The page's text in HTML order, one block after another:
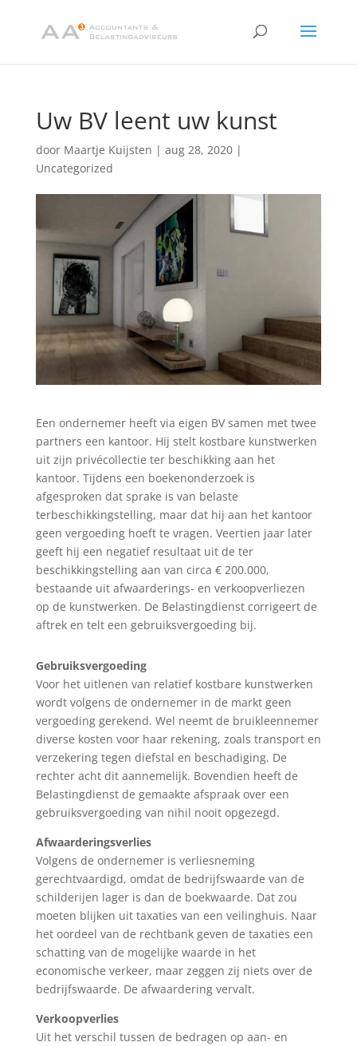
Uw BV leent uw kunst
door Maartje Kuijsten | aug 28, 2020|
Uncategorized
Een ondernemer heeft via eigen BV samen met twee
partners een kantoor. Hij stelt kostbare kunstwerken
uit zijn privécollectie ter beschikking aan het
kantoor. Tijdens een boekenonderzoek is
afgesproken dat sprake is van belaste
terbeschikkingstelling, maar dat hij aan het kantoor
geen vergoeding hoeft te vragen. Veertien jaar later
geeft hij een negatief resultaat uit de ter
beschikkingstelling aan van circa € 200.000,
bestaande uit afwaarderings- en verkoopverliezen
op de kunstwerken. De Belastingdienst corrigeert de
aftrek en telt een gebruiksvergoeding bij.
Gebruiksvergoeding
Voor het uitlenen van relatief kostbare kunstwerken
wordt volgens de ondernemer in de markt geen
vergoeding gerekend. Wel neemt de bruikleennemer
diverse kosten voor haar rekening, zoals transport en
verzekering tegen diefstal en beschadiging. De
rechter acht dit aannemelijk. Bovendien heeft de
Belastingdienst de gemaakte afspraak over een
gebruiksvergoeding van nihil nooit opgezegd.
Afwaarderingsverlies
Volgens de ondernemer is verliesneming
gerechtvaardigd, omdat de bedrijfswaarde van de
schilderijen lager is dan de boekwaarde. Dat zou
moeten blijken uit taxaties van een veilinghuis. Naar
het oordeel van de rechtbank geven de taxaties een
schatting van de mogelijke waarde in het
economische verkeer, maar zeggen zij niets over de
bedrijfswaarde. De afwaardering vervalt.
Verkoopverlies
Uit het verschil tussen de bedragen op aan- en